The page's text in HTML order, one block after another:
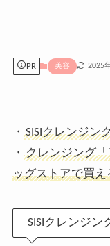
PR 美容 2025
・ SISIクレンジン
・ クレンジング
ッグストアで買え
SISIクレンジン